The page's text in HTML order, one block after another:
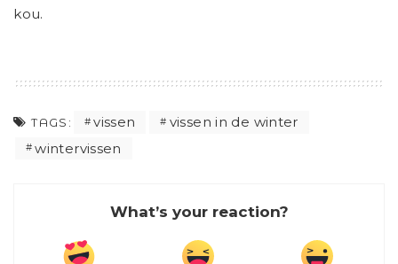
kou.
TAGS: vissen
vissen in de winter
wintervissen
What’s your reaction?